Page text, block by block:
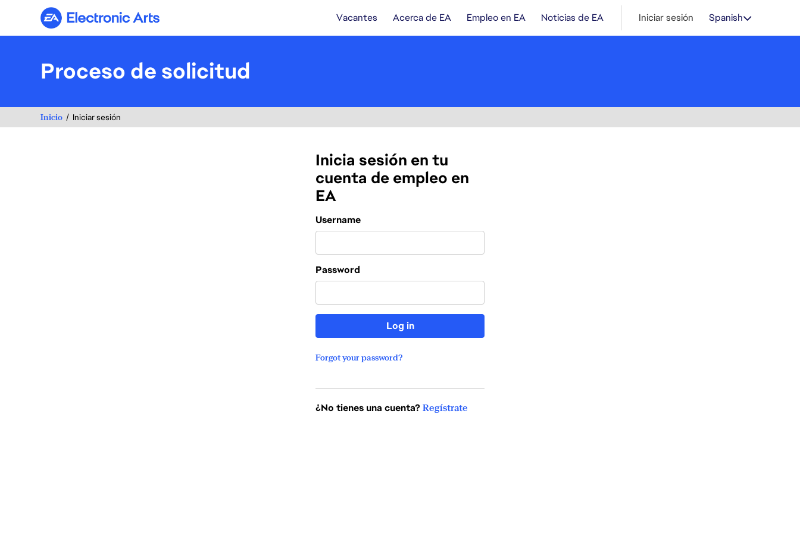
Electronic Arts Vacantes Acerca de EA Empleo en EA Noticias de EA Iniciar sesión Spanish
Proceso de solicitud
Inicio Iniciar sesión
Inicia sesión en tu
cuenta de empleo en
EA
Login
Username
Password
Log in
Forgot your password?
¿No tienes una cuenta? Regístrate